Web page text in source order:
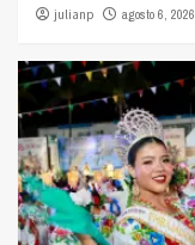
julianp agosto 6, 2026